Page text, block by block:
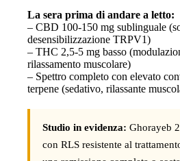
La sera prima di andare a letto:
– CBD 100-150 mg sublinguale
desensibilizzazione TRPV1)
– THC 2,5-5 mg basso
rilassamento muscolare)
– Spettro completo con elevato
terpene (sedativo, rilassante
Studio in evidenza: Ghorayeb
con RLS resistente al